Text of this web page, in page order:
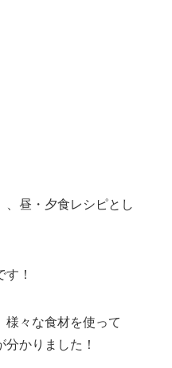
、昼・夕食レシピとし
！
様々な食材を使って
かりました！